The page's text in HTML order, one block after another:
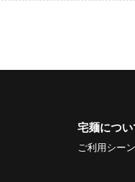
宅麺につい
ご利用シーン